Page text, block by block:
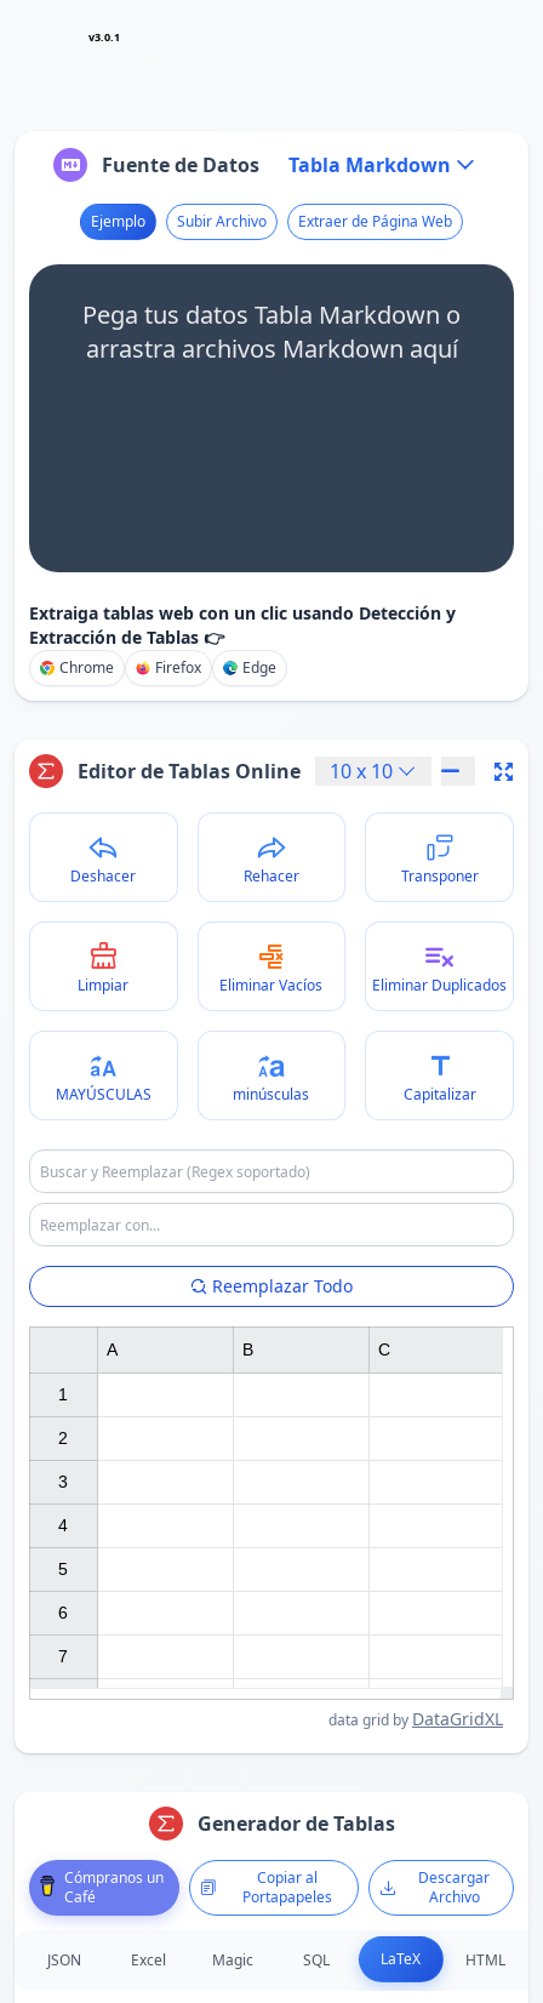
v3.0.1
Fuente de Datos Tabla Markdown
Ejemplo Subir Archivo Extraer de Página Web
Pega tus datos Tabla Markdown o
arrastra archivos Markdown aquí
Extraiga tablas web con un clic usando Detección y
Extracción de Tablas 👉
Chrome Firefox Edge
Editor de Tablas Online 10x 10
Deshacer Rehacer Transponer
Limpiar Eliminar Vacíos Eliminar Duplicados
MAYÚSCULAS minúsculas Capitalizar
Reemplazar Todo
1
2
3
4
5
6
7
A B C
data grid by DataGridXL
Generador de Tablas
Cómpranos un
Café
Copiar al
Portapapeles
Descargar
Archivo
JSON Excel Magic SQL LaTeX HTML